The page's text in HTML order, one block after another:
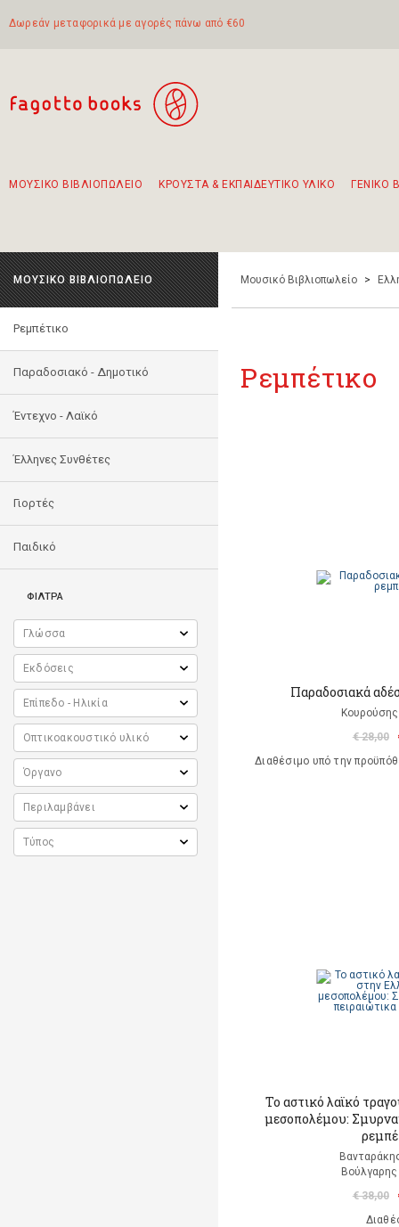
Δωρεάν μεταφορικά με αγορές πάνω από €60
ΜΟΥΣΙΚΟ ΒΙΒΛΙΟΠΩΛΕΙΟ ΚΡΟΥΣΤΑ & ΕΚΠΑΙΔΕΥΤΙΚΟ ΥΛΙΚΟ ΓΕΝΙΚΟ
ΜΟΥΣΙΚΟ ΒΙΒΛΙΟΠΩΛΕΙΟ
Ρεμπέτικο
Παραδοσιακό - Δημοτικό
Έντεχνο - Λαϊκό
Έλληνες Συνθέτες
Γιορτές
Παιδικό
ΦΙΛΤΡΑ
Μουσικό Βιβλιοπωλείο >
Ρεμπέτικο
Παραδοσιακά
€ 28,00
Διαθέσιμο υπό την
Το αστικό λαϊκό
μεσοπολέμου:
Βούλγαρης
€ 38,00